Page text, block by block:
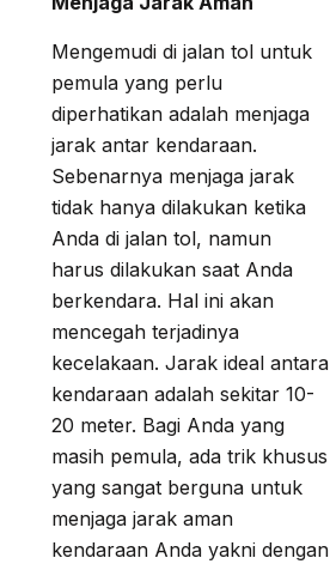
Mengemudi di jalan tol untuk
pemula yang perlu
diperhatikan adalah menjaga
jarak antar kendaraan.
Sebenarnya menjaga jarak
tidak hanya dilakukan ketika
Anda di jalan tol, namun
harus dilakukan saat Anda
berkendara. Hal ini akan
mencegah terjadinya
kecelakaan. Jarak ideal antara
kendaraan adalah sekitar 10-
20 meter. Bagi Anda yang
masih pemula, ada trik khusus
yang sangat berguna untuk
menjaga jarak aman
kendaraan Anda yakni dengan